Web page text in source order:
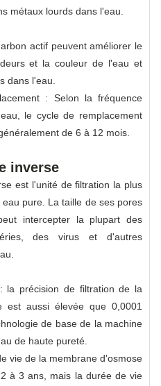
métaux lourds dans l'eau.
actif peuvent améliorer le
et la couleur de l'eau et
dans l'eau.
: Selon la fréquence
le cycle de remplacement
de 6 à 12 mois.
inverse
est l'unité de filtration la plus
pure. La taille de ses pores
intercepter la plupart des
des virus et d'autres
précision de filtration de la
est aussi élevée que 0,0001
de base de la machine
de haute pureté.
vie de la membrane d'osmose
à 3 ans, mais la durée de vie